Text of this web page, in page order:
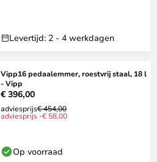
Levertijd: 2 - 4 werkdagen
Vipp16 pedaalemmer, roestvrij staal, 18 l
- Vipp
€ 396,00
adviesprijs€ 454,00
adviesprijs -€ 58,00
Op voorraad